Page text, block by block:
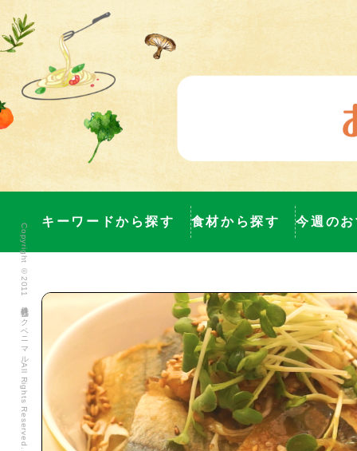
キーワードから探す 食材から探す 今週の
Copyright ©2011 株式会社ヨークベニマル All Rights Reserved.